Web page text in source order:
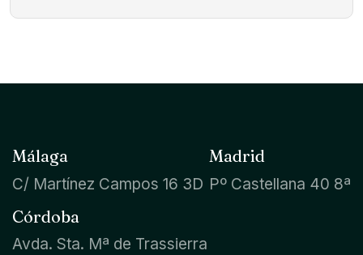
Málaga
C/ Martínez Campos 16 3D
Madrid
Pº Castellana 40 8ª
Córdoba
Avda. Sta. Mª de Trassierra